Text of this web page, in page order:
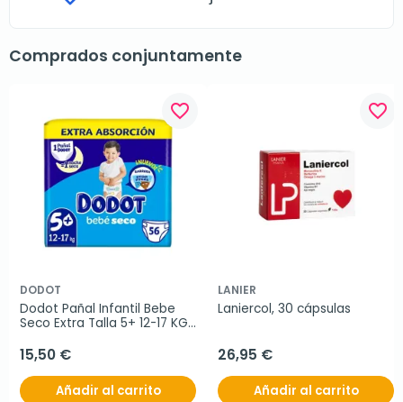
Comprados conjuntamente
favorite_border
DODOT
Dodot Pañal Infantil Bebe
Seco Extra Talla 5+ 12-17 KG,
15,50 €
Añadir al carrito
favorite_border
LANIER
Laniercol, 30 cápsulas
26,95 €
Añadir al carrito